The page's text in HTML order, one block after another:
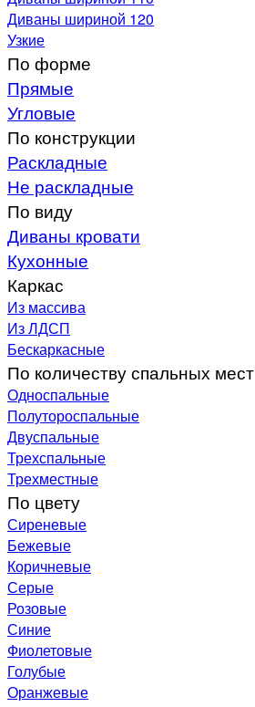
Диваны шириной 120
Узкие
По форме
Прямые
Угловые
По конструкции
Раскладные
Не раскладные
По виду
Диваны кровати
Кухонные
Каркас
Из массива
Из ЛДСП
Бескаркасные
По количеству спальных мест
Односпальные
Полутороспальные
Двуспальные
Трехспальные
Трехместные
По цвету
Сиреневые
Бежевые
Коричневые
Серые
Розовые
Синие
Фиолетовые
Голубые
Оранжевые